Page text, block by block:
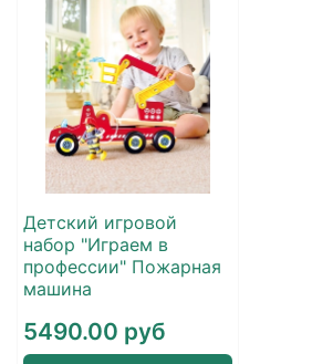
Детский игровой
набор "Играем в
профессии" Пожарная
машина
5490.00 руб